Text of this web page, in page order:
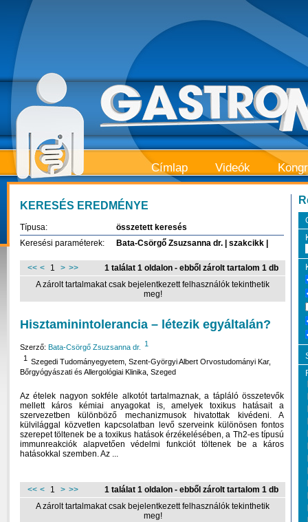
Címlap Videók
KERESÉS EREDMÉNYE
Típusa:
összetett keresés
Keresési paraméterek:
Bata-Csörgő Zsuzsanna dr. | szakcikk |
<< < 1 > >>
1 találat 1 oldalon - ebből zárolt tartalom 1 db
A zárolt tartalmakat csak bejelentkezett felhasználók tekinthetik
meg!
Hisztaminintolerancia – létezik egyáltalán?
Szerző: Bata-Csörgő Zsuzsanna dr.
1
1
Szegedi Tudományegyetem, Szent-Györgyi Albert Orvostudományi Kar,
Bőrgyógyászati és Allergológiai Klinika, Szeged
Az ételek nagyon sokféle alkotót tartalmaznak, a tápláló összetevők
mellett káros kémiai anyagokat is, amelyek toxikus hatásait a
szervezetben különböző mechanizmusok hivatottak kivédeni. A
külvilággal közvetlen kapcsolatban levő szerveink különösen fontos
szerepet töltenek be a toxikus hatások érzékelésében, a Th2-es típusú
immunreakciók alapvetően védelmi funkciót töltenek be a káros
hatásokkal szemben. Az ...
<< < 1 > >>
1 találat 1 oldalon - ebből zárolt tartalom 1 db
A zárolt tartalmakat csak bejelentkezett felhasználók tekinthetik
meg!